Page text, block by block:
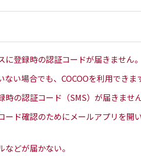
に登録時の認証コードが届きません。
い場合でも、COCOOを利用できま
時の認証コード（SMS）が届きません
ード確認のためにメールアプリを開
どが届かない。